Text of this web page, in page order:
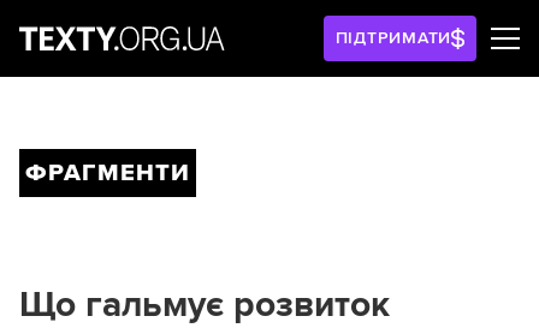
ПІДТРИМАТИ
ФРАГМЕНТИ
Що гальмує розвиток